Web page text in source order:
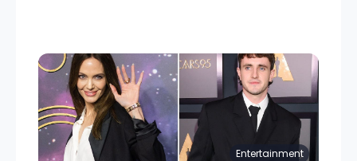
Entertainment